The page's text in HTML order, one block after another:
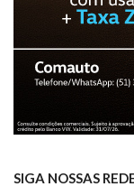
SIGA NOSSAS